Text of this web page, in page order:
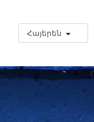
Հայերեն